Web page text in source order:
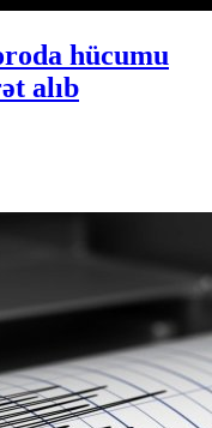
hücumu
alıb